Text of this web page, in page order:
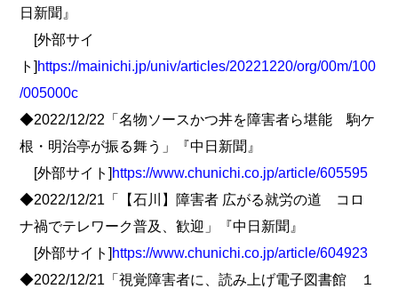
日新聞』
[外部サイ
ト] https://mainichi.jp/univ/articles/20221220/org/00m/100
/005000c
◆2022/12/22「名物ソースかつ丼を障害者ら堪能 駒ケ
根・明治亭が振る舞う」『中日新聞』
[外部サイト] https://www.chunichi.co.jp/article/605595
◆2022/12/21「【石川】障害者 広がる就労の道 コロ
ナ禍でテレワーク普及、歓迎」『中日新聞』
[外部サイト] https://www.chunichi.co.jp/article/604923
◆2022/12/21「視覚障害者に、読み上げ電子図書館 １